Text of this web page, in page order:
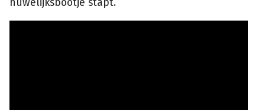
huwelijksbootje stapt.